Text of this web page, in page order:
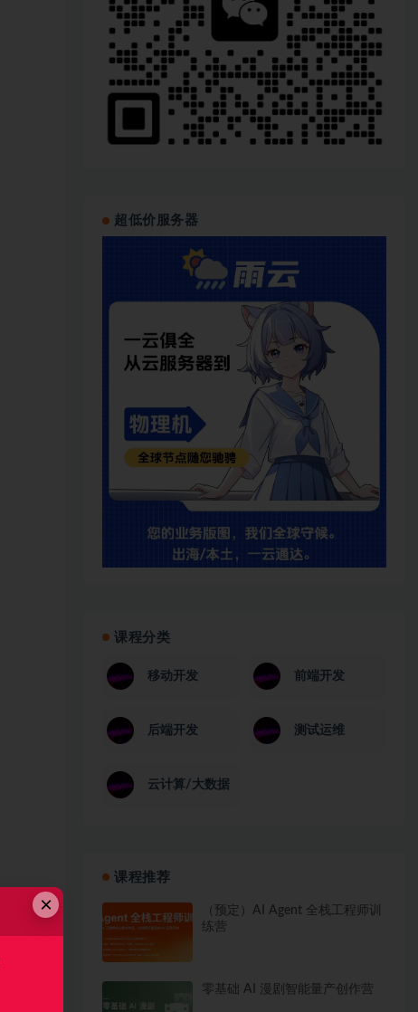
超低价服务器
课程分类
移动开发 前端开发
后端开发 测试运维
云计算/大数据
课程推荐
（预定）AI Agent 全栈工程师训
练营
零基础 AI 漫剧智能量产创作营
×